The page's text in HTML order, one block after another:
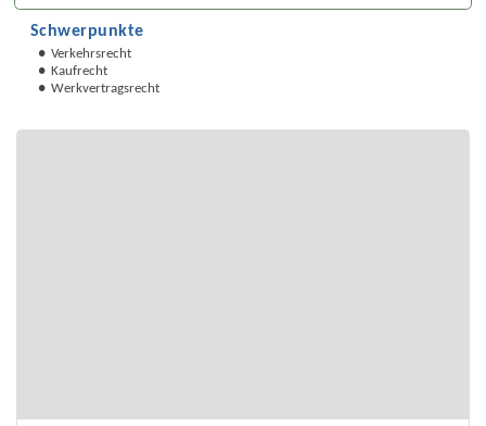
Schwerpunkte
Verkehrsrecht
Kaufrecht
Werkvertragsrecht